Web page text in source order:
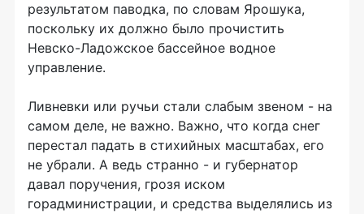
результатом паводка, по словам Ярошука,
поскольку их должно было прочистить
Невско-Ладожское бассейное водное
управление.
Ливневки или ручьи стали слабым звеном - на
самом деле, не важно. Важно, что когда снег
перестал падать в стихийных масштабах, его
не убрали. А ведь странно - и губернатор
давал поручения, грозя иском
горадминистрации, и средства выделялись из